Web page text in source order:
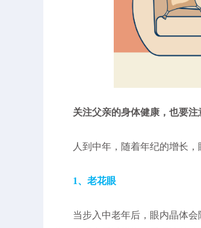
关注父亲的身体健康，也要注
人到中年，随着年纪的增长，眼
1、老花眼
当步入中老年后，眼内晶体会